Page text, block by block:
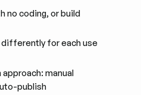
no coding, or build
for each use
manual
publish